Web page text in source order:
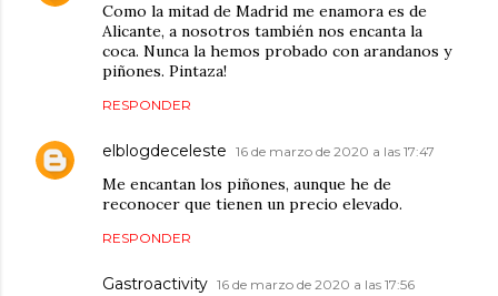
Como la mitad de Madrid me enamora es de
Alicante, a nosotros también nos encanta la
coca. Nunca la hemos probado con arandanos y
piñones. Pintaza!
RESPONDER
elblogdeceleste 16 de marzo de 2020 a las 17:47
Me encantan los piñones, aunque he de
reconocer que tienen un precio elevado.
RESPONDER
Gastroactivity 16 de marzo de 2020 a las 17:56